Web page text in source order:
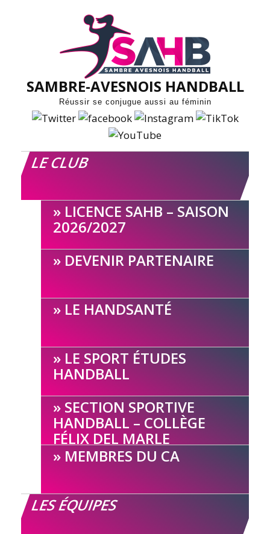
SAMBRE-AVESNOIS HANDBALL
Réussir se conjugue aussi au féminin
LE CLUB
LICENCE SAHB – SAISON
2026/2027
DEVENIR PARTENAIRE
LE HANDSANTÉ
LE SPORT ÉTUDES
HANDBALL
SECTION SPORTIVE
HANDBALL – COLLÈGE
FÉLIX DEL MARLE
MEMBRES DU CA
LES ÉQUIPES